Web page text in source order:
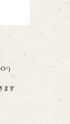
ます